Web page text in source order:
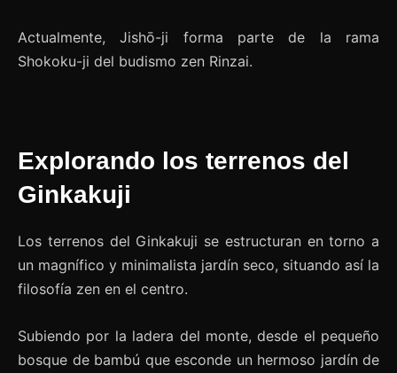
Actualmente, Jishō-ji forma parte de la rama
Shokoku-ji del budismo zen Rinzai.
Explorando los terrenos del
Ginkakuji
Los terrenos del Ginkakuji se estructuran en torno a
un magnífico y minimalista jardín seco, situando así la
filosofía zen en el centro.
Subiendo por la ladera del monte, desde el pequeño
bosque de bambú que esconde un hermoso jardín de